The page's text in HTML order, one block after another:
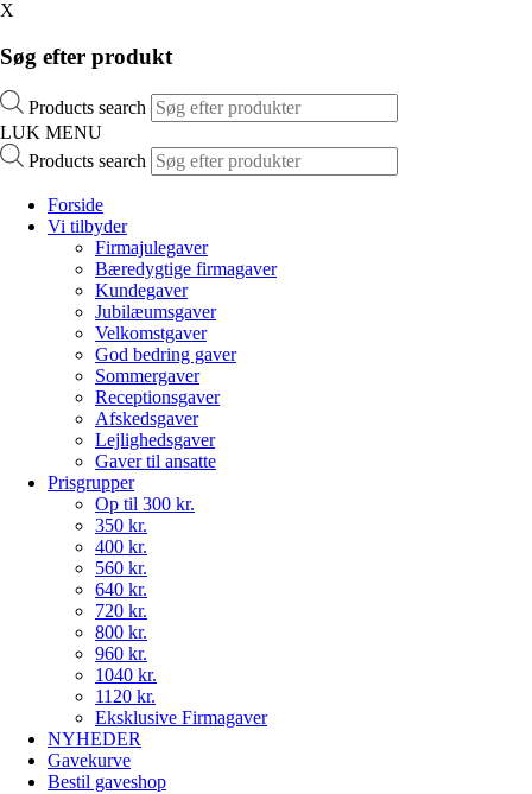
X
Søg efter produkt
Products search
LUK MENU
Products search
Forside
Vi tilbyder
Firmajulegaver
Bæredygtige firmagaver
Kundegaver
Jubilæumsgaver
Velkomstgaver
God bedring gaver
Sommergaver
Receptionsgaver
Afskedsgaver
Lejlighedsgaver
Gaver til ansatte
Prisgrupper
Op til 300 kr.
350 kr.
400 kr.
560 kr.
640 kr.
720 kr.
800 kr.
960 kr.
1040 kr.
1120 kr.
Eksklusive Firmagaver
NYHEDER
Gavekurve
Bestil gaveshop